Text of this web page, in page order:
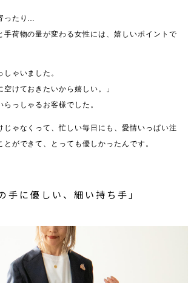
ったり…
手荷物の量が変わる女性には、嬉しいポイントで
ゃいました。
空けておきたいから嬉しい。」
っしゃるお客様でした。
じゃなくって、忙しい毎日にも、愛情いっぱい注
とができて、とっても優しかったんです。
手に優しい、細い持ち手」